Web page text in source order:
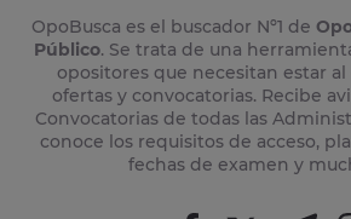
OpoBusca es el buscador Nº1 de
Público. Se trata de una
opositores que necesitan estar al
ofertas y convocatorias. Recibe
Convocatorias de todas las
conoce los requisitos de acceso,
fechas de examen y